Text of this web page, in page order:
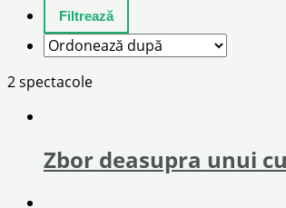
2 spectacole
Zbor deasupra unui